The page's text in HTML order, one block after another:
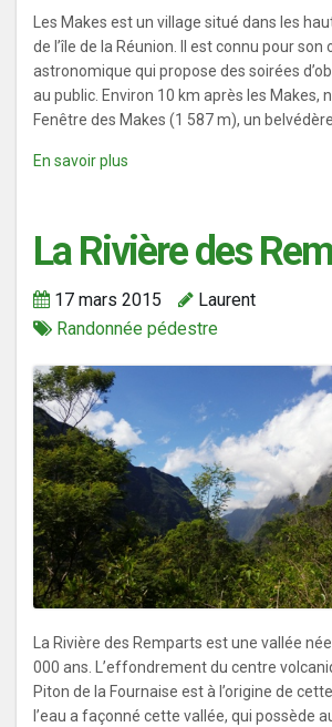
Les Makes est un village situé dans les
de l’île de la Réunion. Il est connu pour son
astronomique qui propose des soirées
au public. Environ 10 km après les Makes,
Fenêtre des Makes (1 587 m), un
En savoir plus
La Rivière des
17 mars 2015
Laurent
Randonnée pédestre
La Rivière des Remparts est une vallée
000 ans. L’effondrement du centre
Piton de la Fournaise est à l’origine de
l’eau a façonné cette vallée, qui possède